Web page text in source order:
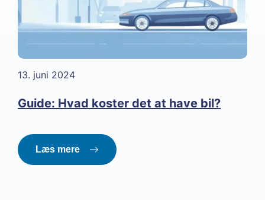
13. juni 2024
Guide: Hvad koster det at have bil?
Læs mere